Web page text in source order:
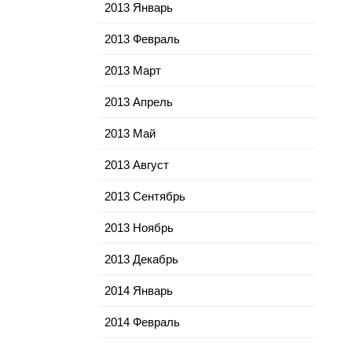
2013 Январь
2013 Февраль
2013 Март
2013 Апрель
2013 Май
2013 Август
2013 Сентябрь
2013 Ноябрь
2013 Декабрь
2014 Январь
2014 Февраль